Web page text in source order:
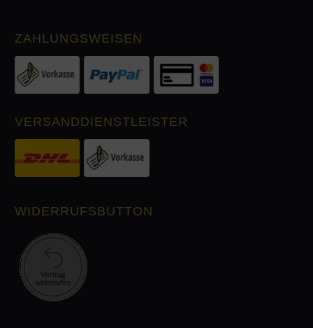
ZAHLUNGSWEISEN
VERSANDDIENSTLEISTER
WIDERRUFSBUTTON